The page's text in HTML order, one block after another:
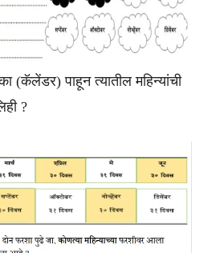
(कॅलेंडर) पाहून त्यातील महिन्यांची
?